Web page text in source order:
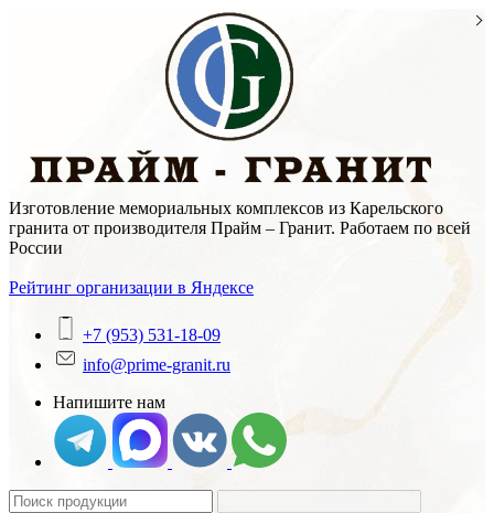
Изготовление мемориальных комплексов из Карельского
гранита от производителя Прайм – Гранит. Работаем по всей
России
Рейтинг организации в Яндексе
+7 (953) 531-18-09
info@prime-granit.ru
Напишите нам